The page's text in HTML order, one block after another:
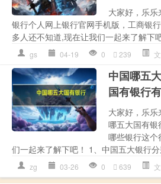
大家好，乐
银行个人网上银行官网手机版，工商银
多人还不知道,现在让我们一起来了解
gs 04-19 0 239
中国哪五
国有银行
大家好，乐
哪五大国有
哪些银行这
们一起来了解下吧！ 1、中国五大银行
zg 03-26 0 639